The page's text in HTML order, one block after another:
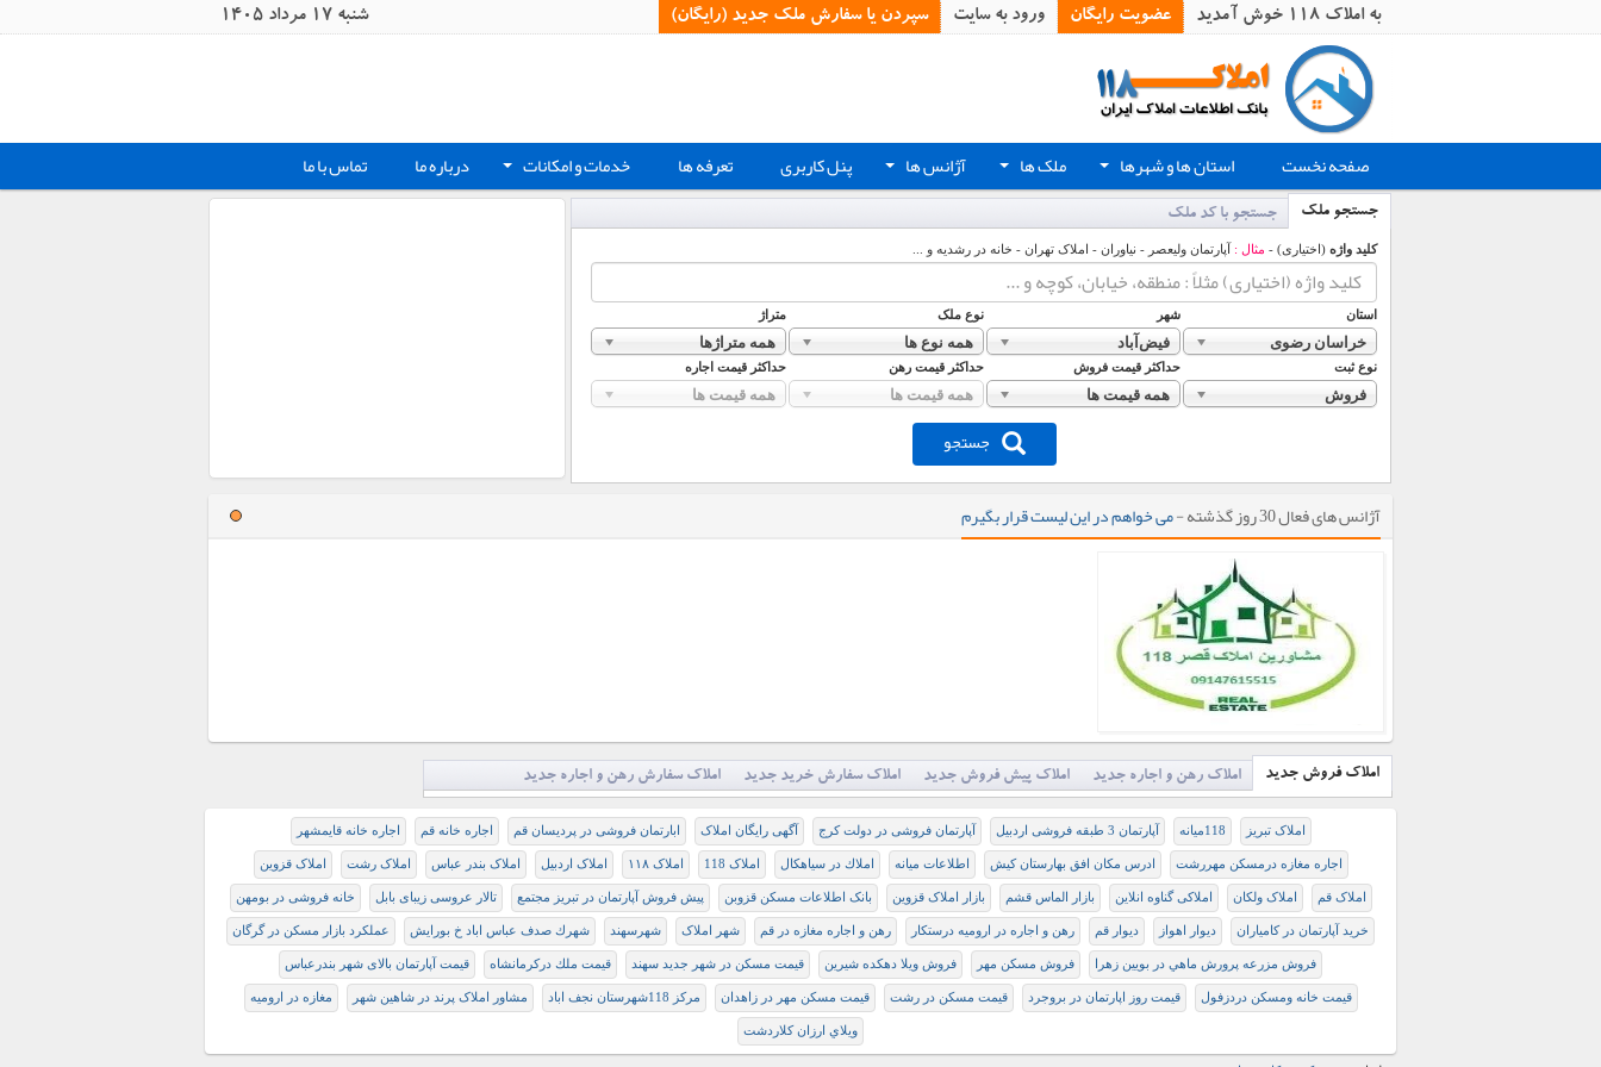
به املاک 118 خوش آمدید عضویت رایگان ورود به سایت سپردن یا سفارش ملک جدید (رایگان)‏ شنبه 17 مرداد 1405
صفحه نخست + استان ها و شهرها + ملک ها + آژانس ها پنل کاربری تعرفه ها + خدمات و امکانات درباره ما تماس با ما
جستجو ملک جستجو با کد ملک
کلید واژه (اختیاری) - مثال : آپارتمان ولیعصر - نیاوران - املاک تهران - خانه در رشدیه و ...
استان شهر نوع ملک متراژ
خراسان رضوی فیض‌آباد همه نوع ها همه متراژها
نوع ثبت حداکثر قیمت فروش حداکثر قیمت رهن حداکثر قیمت اجاره
فروش همه قیمت ها همه قیمت ها همه قیمت ها
جستجو
آژانس های فعال 30 روز گذشته - می خواهم در این لیست قرار بگیرم
املاک فروش جدید املاک رهن و اجاره جدید املاک پیش فروش جدید املاک سفارش خرید جدید املاک سفارش رهن و اجاره جدید
املاک تبریز 118میانه آپارتمان 3 طبقه فروشی اردبیل آپارتمان فروشی در دولت کرج آگهی رایگان املاک ابارتمان فروشی در پردیسان قم اجاره خانه قم اجاره خانه قایمشهر
اجاره مغازه درمسکن مهررشت ادرس مکان افق بهارستان کیش اطلاعات میانه املاك در سياهكال املاک 118 املاک ۱۱۸ املاک اردبیل املاک بندر عباس املاک رشت املاک قزوین
املاک قم املاک ولکان املاکی گناوه انلاین بازار الماس قشم بازار املاک قزوین بانک اطلاعات مسکن قزوبن پيش فروش آپارتمان در تبريز مجتمع تالار عروسی زیبای بابل خانه فروشی در بومهن
خرید آپارتمان در کامیاران دیوار اهواز دیوار قم رهن و اجاره در اروميه درستكار رهن و اجاره مغازه در قم شهر املاک شهرسهند شهرك صدف عباس اباد خ بورايش عملکرد بازار مسکن در گرگان
فروش مزرعه پرورش ماهي در بويين زهرا فروش مسکن مهر فروش ویلا دهکده شیرین قيمت مسکن در شهر جديد سهند قيمت ملك دركرمانشاه قیمت آپارتمان بالای شهر بندرعباس
قیمت خانه ومسکن دردزفول قیمت روز اپارتمان در بروجرد قیمت مسکن در رشت قیمت مسکن مهر در زاهدان مرکز 118شهرستان نجف اباد مشاور املاک پرند در شاهین شهر مغازه در اروميه
ويلاي ارزان کلاردشت